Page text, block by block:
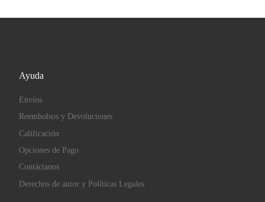
Ayuda
Envíos
Reembolsos y Devoluciones
Calificación
Opciones de Pago
Contáctanos
Derechos de autor y Políticas Legales